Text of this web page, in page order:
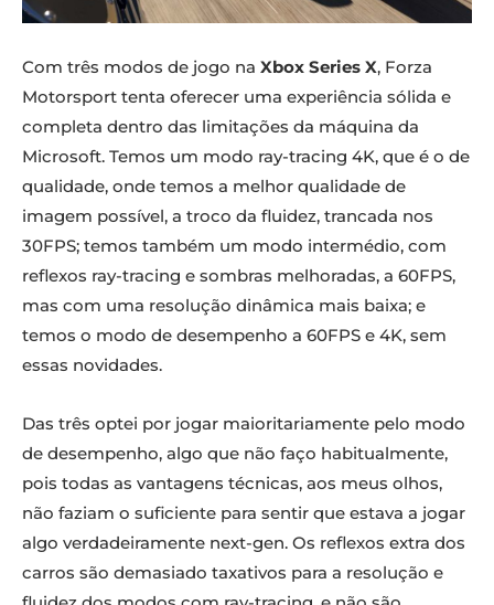
Com três modos de jogo na Xbox Series X, Forza
Motorsport tenta oferecer uma experiência sólida e
completa dentro das limitações da máquina da
Microsoft. Temos um modo ray-tracing 4K, que é o de
qualidade, onde temos a melhor qualidade de
imagem possível, a troco da fluidez, trancada nos
30FPS; temos também um modo intermédio, com
reflexos ray-tracing e sombras melhoradas, a 60FPS,
mas com uma resolução dinâmica mais baixa; e
temos o modo de desempenho a 60FPS e 4K, sem
essas novidades.
Das três optei por jogar maioritariamente pelo modo
de desempenho, algo que não faço habitualmente,
pois todas as vantagens técnicas, aos meus olhos,
não faziam o suficiente para sentir que estava a jogar
algo verdadeiramente next-gen. Os reflexos extra dos
carros são demasiado taxativos para a resolução e